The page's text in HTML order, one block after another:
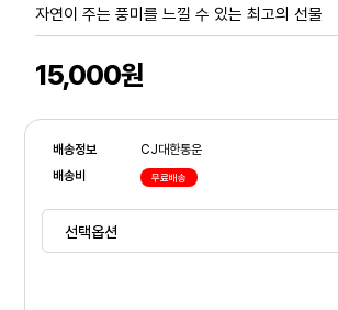
자연이 주는 풍미를 느낄 수 있는 최고의 선물
15,000원
배송정보
CJ대한통운
배송비
무료배송